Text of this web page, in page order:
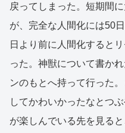
戻ってしまった。短期間
が、完全な人間化には50
日より前に人間化すると
った。神獣について書か
ンのもとへ持って行った
してかわいかったなとつ
が楽しんでいる先を見る